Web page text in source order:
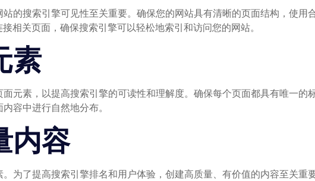
的搜索引擎可见性至关重要。确保您的网站具有清晰的页面结构，使
相关页面，确保搜索引擎可以轻松地索引和访问您的网站。
素
元素，以提高搜索引擎的可读性和理解度。确保每个页面都具有唯一
容中进行自然地分布。
内容
为了提高搜索引擎排名和用户体验，创建高质量、有价值的内容至关